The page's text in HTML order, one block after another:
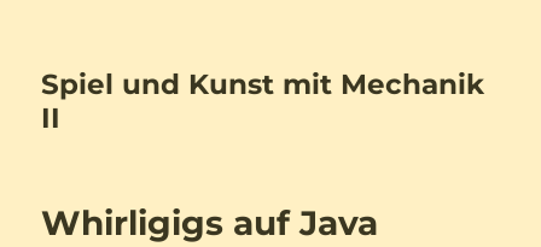
Spiel und Kunst mit Mechanik
II
Whirligigs auf Java